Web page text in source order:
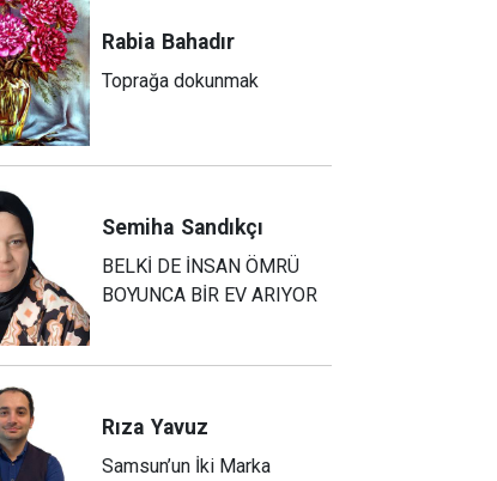
Rabia Bahadır
Toprağa dokunmak
Semiha Sandıkçı
BELKİ DE İNSAN ÖMRÜ
BOYUNCA BİR EV ARIYOR
Rıza Yavuz
Samsun’un İki Marka